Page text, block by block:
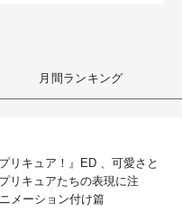
月間ランキング
リキュア！』ED 、可愛さと
リキュアたちの表現に注
メーション付け篇